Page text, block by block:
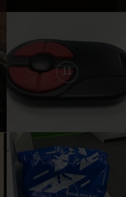
11
7